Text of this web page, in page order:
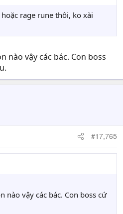
rage rune thôi, ko xài
nào vậy các bác. Con boss
#17,765
nào vậy các bác. Con boss cứ